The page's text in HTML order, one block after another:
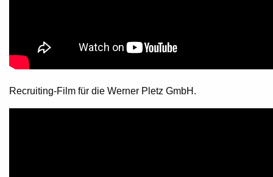
Recruiting-Film für die Werner Pletz GmbH.